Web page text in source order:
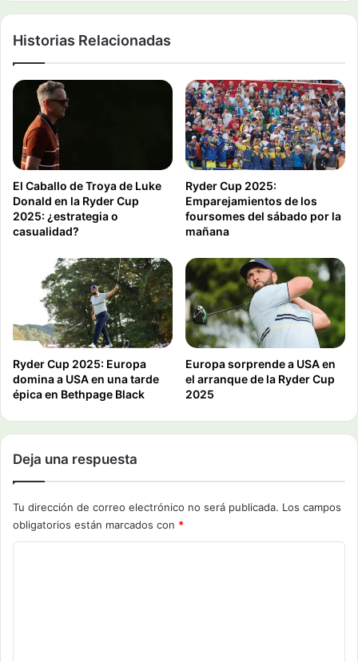
Historias Relacionadas
El Caballo de Troya de Luke
Donald en la Ryder Cup
2025: ¿estrategia o
casualidad?
Ryder Cup 2025:
Emparejamientos de los
foursomes del sábado por la
mañana
Ryder Cup 2025: Europa
domina a USA en una tarde
épica en Bethpage Black
Europa sorprende a USA en
el arranque de la Ryder Cup
2025
Deja una respuesta
Tu dirección de correo electrónico no será publicada. Los campos
obligatorios están marcados con *